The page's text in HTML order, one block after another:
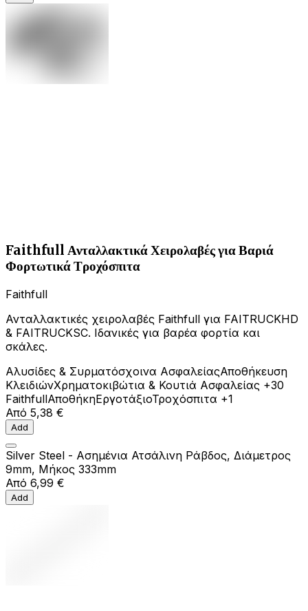
Faithfull Ανταλλακτικά Χειρολαβές για Βαριά
Φορτωτικά Τροχόσπιτα
Faithfull
Ανταλλακτικές χειρολαβές Faithfull για FAITRUCKHD
& FAITRUCKSC. Ιδανικές για βαρέα φορτία και
σκάλες.
Αλυσίδες & Συρματόσχοινα ΑσφαλείαςΑποθήκευση
ΚλειδιώνΧρηματοκιβώτια & Κουτιά Ασφαλείας +30
FaithfullΑποθήκηΕργοτάξιοΤροχόσπιτα +1
Από 5,38 €
Add
Silver Steel - Ασημένια Ατσάλινη Ράβδος, Διάμετρος
9mm, Μήκος 333mm
Από 6,99 €
Add